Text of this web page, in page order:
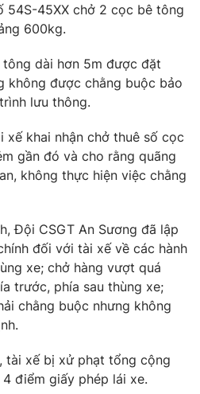
Podcast
Infographic
Shorts video
VTV Thể thao
Tấm lòng Việt
Vươn mình bằng AI
English
54S-45XX chở 2 cọc bê tông
600kg.
dài hơn 5m được đặt
không được chằng buộc bảo
lưu thông.
xế khai nhận chở thuê số cọc
gần đó và cho rằng quãng
không thực hiện việc chằng
Đội CSGT An Sương đã lập
đối với tài xế về các hành
xe; chở hàng vượt quá
trước, phía sau thùng xe;
chằng buộc nhưng không
tài xế bị xử phạt tổng cộng
điểm giấy phép lái xe.